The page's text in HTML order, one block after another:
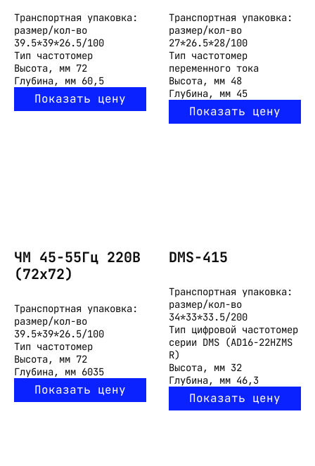
Транспортная упаковка:
размер/кол-во
39.5*39*26.5/100
Тип частотомер
Высота, мм 72
Глубина, мм 60,5
Показать цену
Транспортная упаковка:
размер/кол-во
27*26.5*28/100
Тип частотомер
переменного тока
Высота, мм 48
Глубина, мм 45
Показать цену
ЧМ 45-55Гц 220В
(72х72)
Транспортная упаковка:
размер/кол-во
39.5*39*26.5/100
Тип частотомер
Высота, мм 72
Глубина, мм 6035
Показать цену
DMS-415
Транспортная упаковка:
размер/кол-во
34*33*33.5/200
Тип цифровой частотомер
серии DMS (AD16-22HZMS
R)
Высота, мм 32
Глубина, мм 46,3
Показать цену